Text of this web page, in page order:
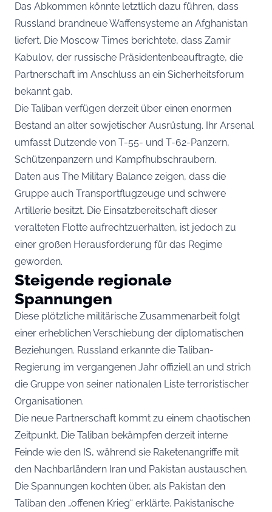
Das Abkommen könnte letztlich dazu führen, dass
Russland brandneue Waffensysteme an Afghanistan
liefert. Die Moscow Times berichtete, dass Zamir
Kabulov, der russische Präsidentenbeauftragte, die
Partnerschaft im Anschluss an ein Sicherheitsforum
bekannt gab.
Die Taliban verfügen derzeit über einen enormen
Bestand an alter sowjetischer Ausrüstung. Ihr Arsenal
umfasst Dutzende von T-55- und T-62-Panzern,
Schützenpanzern und Kampfhubschraubern.
Daten aus The Military Balance zeigen, dass die
Gruppe auch Transportflugzeuge und schwere
Artillerie besitzt. Die Einsatzbereitschaft dieser
veralteten Flotte aufrechtzuerhalten, ist jedoch zu
einer großen Herausforderung für das Regime
geworden.
Steigende regionale
Spannungen
Diese plötzliche militärische Zusammenarbeit folgt
einer erheblichen Verschiebung der diplomatischen
Beziehungen. Russland erkannte die Taliban-
Regierung im vergangenen Jahr offiziell an und strich
die Gruppe von seiner nationalen Liste terroristischer
Organisationen.
Die neue Partnerschaft kommt zu einem chaotischen
Zeitpunkt. Die Taliban bekämpfen derzeit interne
Feinde wie den IS, während sie Raketenangriffe mit
den Nachbarländern Iran und Pakistan austauschen.
Die Spannungen kochten über, als Pakistan den
Taliban den „offenen Krieg“ erklärte. Pakistanische